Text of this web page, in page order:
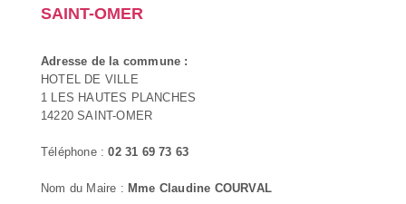
SAINT-OMER
Adresse de la commune :
HOTEL DE VILLE
1 LES HAUTES PLANCHES
14220 SAINT-OMER
Téléphone :02 31 69 73 63
Nom du Maire : Mme Claudine COURVAL